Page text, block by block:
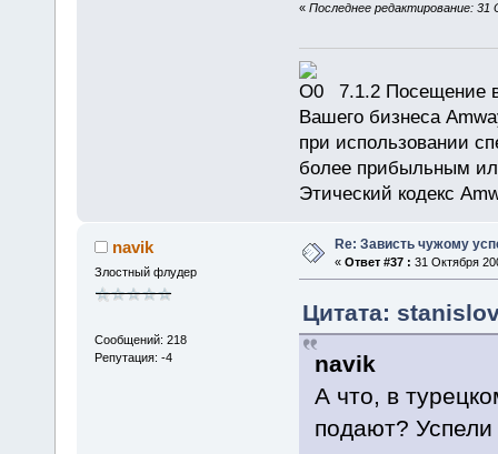
« Последнее редактирование:
7.1.2 Посещение
Вашего бизнеса
при использовании
более прибыльным
Этический кодекс
navik
Злостный флудер
Сообщений: 218
Репутация: -4
Re: Зависть чужому
« Ответ #37 : 31 Октября
Цитата:
navik
А что, в
подают? Успели